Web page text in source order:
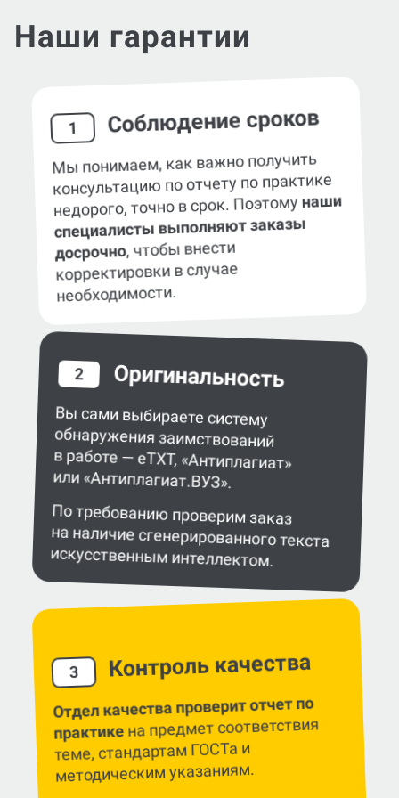
Наши гарантии
1 Соблюдение сроков
Мы понимаем, как важно получить
консультацию по отчету по практике
недорого, точно в срок. Поэтомунаши
специалисты выполняют заказы
досрочно, чтобы внести
корректировки в случае
необходимости.
2 Оригинальность
Вы сами выбираете систему
обнаружения заимствований
в работе — eTXT, «Антиплагиат»
или «Антиплагиат.ВУЗ».
По требованию проверим заказ
на наличие сгенерированного текста
искусственным интеллектом.
3 Контроль качества
Отдел качества проверит отчет по
практикена предмет соответствия
теме, стандартам ГОСТа и
методическим указаниям.